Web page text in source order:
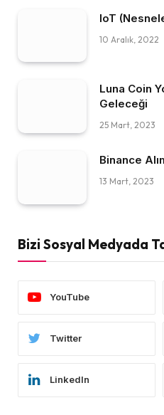
IoT
10 Aralık, 2022
Luna Coin
Geleceği
25 Mart, 2023
Binance
13 Mart, 2023
Bizi Sosyal Medyada
YouTube
Twitter
LinkedIn